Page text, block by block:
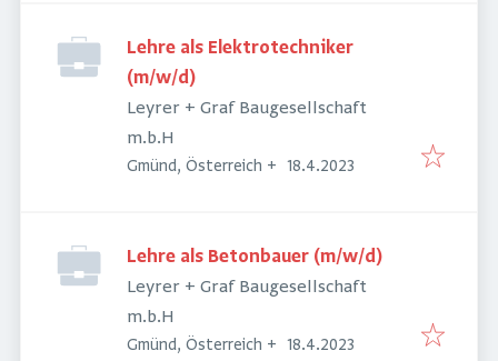
Lehre als Elektrotechniker
(m/w/d)
Leyrer + Graf Baugesellschaft
m.b.H
Gmünd, Österreich + Veröffentlicht
18.4.2023
Lehre als Betonbauer (m/w/d)
Leyrer + Graf Baugesellschaft
m.b.H
Gmünd, Österreich + Veröffentlicht
18.4.2023